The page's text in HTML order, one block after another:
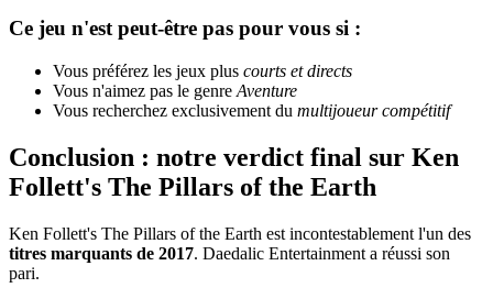
Ce jeu n'est peut-être pas pour vous si :
Vous préférez les jeux plus courts et directs
Vous n'aimez pas le genre Aventure
Vous recherchez exclusivement du multijoueur compétitif
Conclusion : notre verdict final sur Ken
Follett's The Pillars of the Earth
Ken Follett's The Pillars of the Earth est incontestablement l'un des
titres marquants de 2017. Daedalic Entertainment a réussi son
pari.